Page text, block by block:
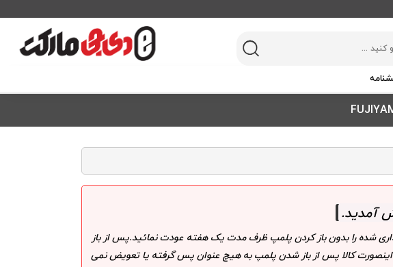
آمدید.
شده را بدون باز کردن پلمپ ظرف مدت یک هفته عودت نمائید.پس از باز
اینصورت کالا پس از باز شدن پلمپ به هیچ عنوان پس گرفته یا تعویض نمی